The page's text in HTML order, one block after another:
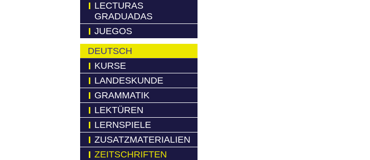
LECTURAS
GRADUADAS
JUEGOS
DEUTSCH
KURSE
LANDESKUNDE
GRAMMATIK
LEKTÜREN
LERNSPIELE
ZUSATZMATERIALIEN
ZEITSCHRIFTEN